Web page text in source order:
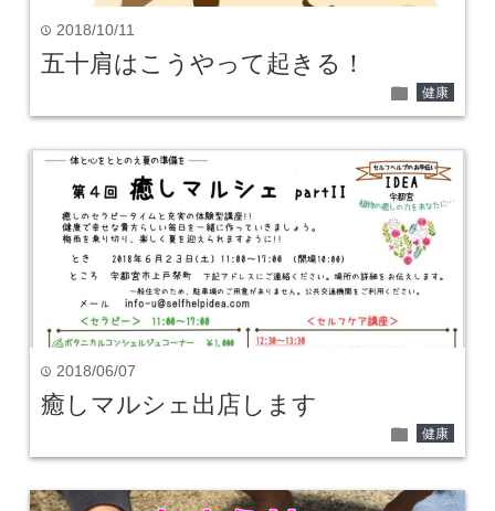
time 2018/10/11
五十肩はこうやって起きる！
folder 健康
time 2018/06/07
癒しマルシェ出店します
folder 健康